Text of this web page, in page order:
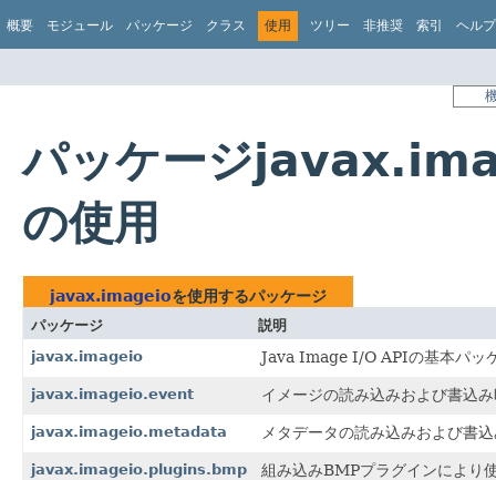
概要 モジュール パッケージ クラス 使用 ツリー 非推奨 索引 ヘルプ
パッケージ
の使用
javax.imageioを使用するパッケージ
パッケージ
説明
javax.imageio
Java Image I/O APIの基本パッ
javax.imageio.event イメージの読み込みおよび書込
javax.imageio.metadata メタデータの読み込みおよび書
javax.imageio.plugins.bmp 組み込みBMPプラグインにより